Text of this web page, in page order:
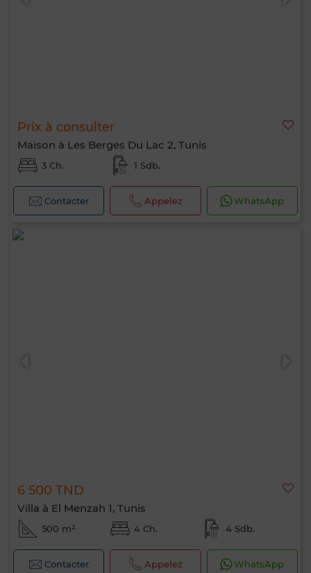
Prix à consulter
Maison à Les Berges Du Lac 2, Tunis
3 Ch. 1 Sdb.
Contacter Appelez WhatsApp
6 500 TND
Villa à El Menzah 1, Tunis
500 m² 4 Ch. 4 Sdb.
Contacter Appelez WhatsApp